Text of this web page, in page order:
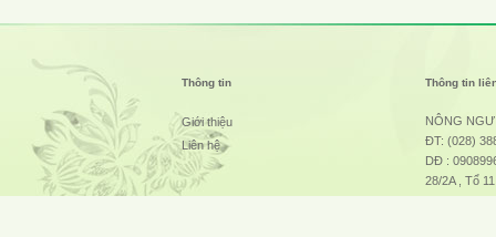
Thông tin Thông tin
Giới thiệu
Liên hệ
NÔNG
ĐT: (028)
DĐ :
28/2A , Tổ